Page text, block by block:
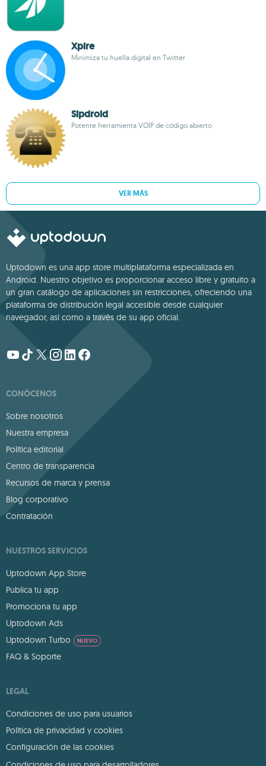
Xpire
Minimiza tu huella digital en Twitter
Sipdroid
Potente herramienta VOIP de código abierto
VER MÁS
Uptodown es una app store multiplataforma especializada en
Android. Nuestro objetivo es proporcionar acceso libre y gratuito a
un gran catálogo de aplicaciones sin restricciones, ofreciendo una
plataforma de distribución legal accesible desde cualquier
navegador, así como a través de su app oficial.
CONÓCENOS
Sobre nosotros
Nuestra empresa
Política editorial
Centro de transparencia
Recursos de marca y prensa
Blog corporativo
Contratación
NUESTROS SERVICIOS
Uptodown App Store
Publica tu app
Promociona tu app
Uptodown Ads
Uptodown Turbo
NUEVO
FAQ & Soporte
LEGAL
Condiciones de uso para usuarios
Política de privacidad y cookies
Configuración de las cookies